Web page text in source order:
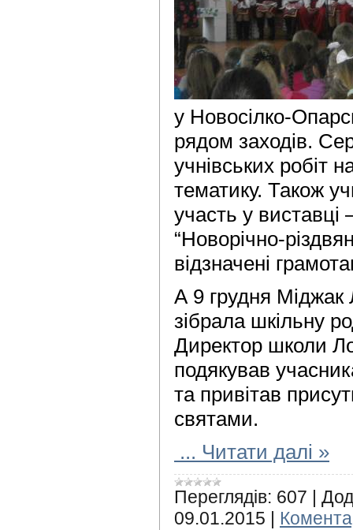
у Новосілко-
рядом заходів.
учнівських робіт
тематику. Також
участь у виставці
“Новорічно-
відзначені
А 9 грудня Міджак
зібрала шкільну
Директор школи
подякував
та привітав
святами.
... Читати далі »
Переглядів: 607
09.01.2015